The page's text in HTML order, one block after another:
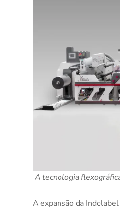
A tecnologia
A expansão da